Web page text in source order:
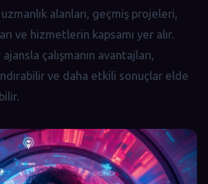
alanları, geçmiş projeleri,
ve hizmetlerin kapsamı yer alır.
çalışmanın avantajları,
ve daha etkili sonuçlar elde